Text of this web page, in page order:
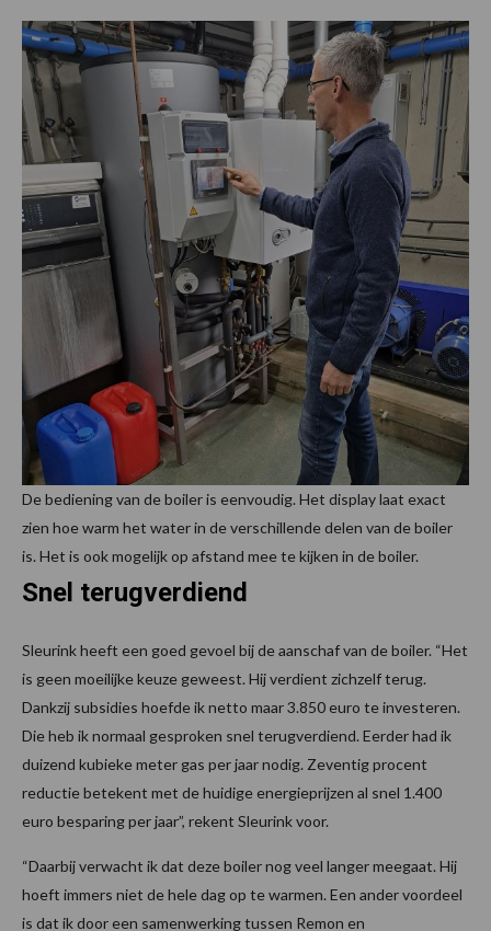
De bediening van de boiler is eenvoudig. Het display laat exact
zien hoe warm het water in de verschillende delen van de boiler
is. Het is ook mogelijk op afstand mee te kijken in de boiler.
Snel terugverdiend
Sleurink heeft een goed gevoel bij de aanschaf van de boiler. “Het
is geen moeilijke keuze geweest. Hij verdient zichzelf terug.
Dankzij subsidies hoefde ik netto maar 3.850 euro te investeren.
Die heb ik normaal gesproken snel terugverdiend. Eerder had ik
duizend kubieke meter gas per jaar nodig. Zeventig procent
reductie betekent met de huidige energieprijzen al snel 1.400
euro besparing per jaar”, rekent Sleurink voor.
“Daarbij verwacht ik dat deze boiler nog veel langer meegaat. Hij
hoeft immers niet de hele dag op te warmen. Een ander voordeel
is dat ik door een samenwerking tussen Remon en